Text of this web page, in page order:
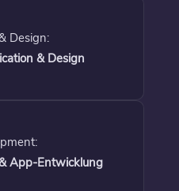
Design:
& Design
App-Entwicklung